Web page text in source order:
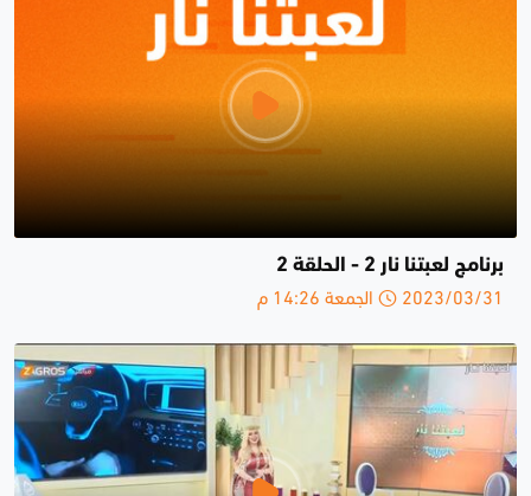
برنامج لعبتنا نار 2 - الحلقة 2
2023/03/31 الجمعة 14:26 م